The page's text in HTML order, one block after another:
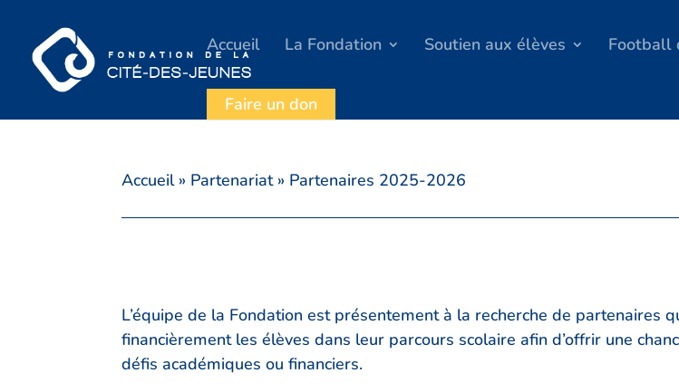
Accueil La Fondation Soutien aux élèves Football
Faire un don
Accueil» Partenariat» Partenaires 2025-2026
L’équipe de la Fondation est présentement à la recherche de partenaires
financièrement les élèves dans leur parcours scolaire afin d’offrir une
défis académiques ou financiers.